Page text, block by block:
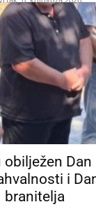
obilježen
i
branitelja